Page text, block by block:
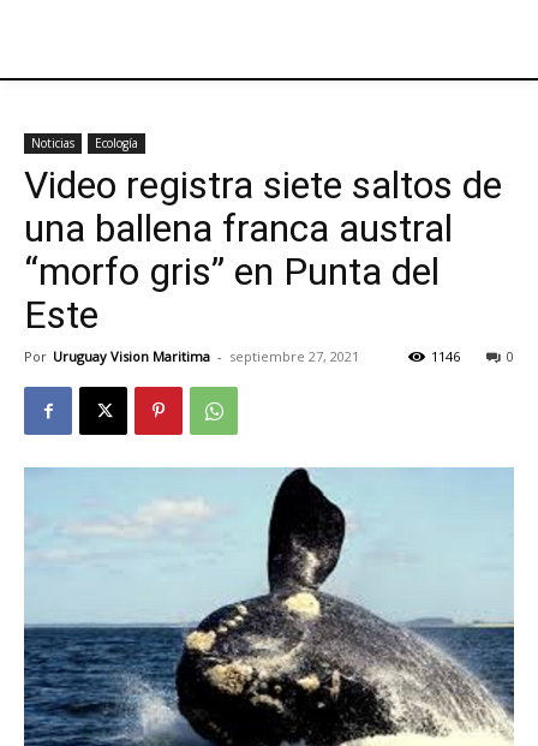
Noticias Ecología
Video registra siete saltos de
una ballena franca austral
“morfo gris” en Punta del
Este
Por Uruguay Vision Maritima - septiembre 27, 2021 0
1146